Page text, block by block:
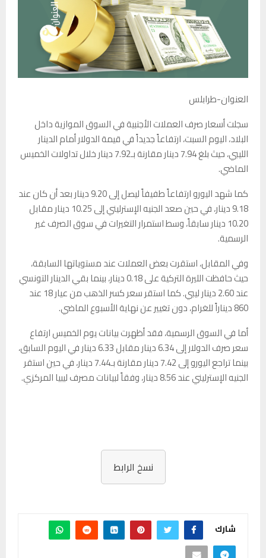
العنوان-طرابلس
سجلت أسعار صرف العملات الأجنبية في السوق الموازية داخل
البلاد، اليوم السبت، ارتفاعاً جديداً في قيمة الدولار أمام الدينار
الليبي، حيث بلغ 7.94 دينار مقارنة بـ7.92 دينار خلال تداولات الخميس
الماضي.
كما شهد اليورو ارتفاعاً طفيفاً ليصل إلى 9.20 دينار بعد أن كان عند
9.18 دينار، في حين صعد الجنيه الإسترليني إلى 10.25 دينار مقابل
10.20 دينار سابقاً، وسط استمرار التغيرات في سوق الصرف غير
الرسمية.
وفي المقابل، استقرت بعض العملات عند مستوياتها السابقة،
حيث حافظت الليرة التركية على 0.18 دينار، بينما بقي الدينار التونسي
عند 2.60 دينار ليبي. كما استقر سعر كسر الذهب من عيار 18 عند
860 ديناراً للغرام، دون تغيير عن نهاية الأسبوع الماضي.
أما في السوق الرسمية، فقد أظهرت بيانات يوم الخميس ارتفاع
سعر صرف الدولار إلى 6.34 دينار مقابل 6.33 دينار في اليوم السابق،
بينما تراجع اليورو إلى 7.42 دينار مقارنة بـ7.44 دينار، في حين استقر
الجنيه الإسترليني عند 8.56 دينار، وفقاً لبيانات مصرف ليبيا المركزي.
نسخ الرابط
شارك